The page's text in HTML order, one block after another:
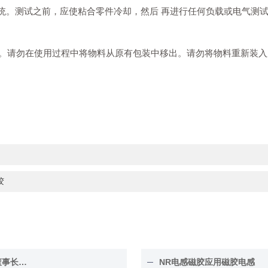
测试之前，应使粘合零件冷却，然后 再进行任何负载或电气测试
勿在使用过程中将物料从原有包装中移出。请勿将物料重新装入
12月19日疫情正有在蔓延，深圳镝普材料科技有限公司董事长组织开展职工免费发放消毒液行动。 NR电感磁胶应用磁胶电感